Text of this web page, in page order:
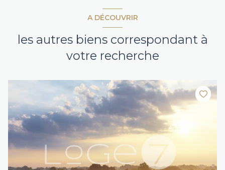
A DÉCOUVRIR
les autres biens correspondant à
votre recherche